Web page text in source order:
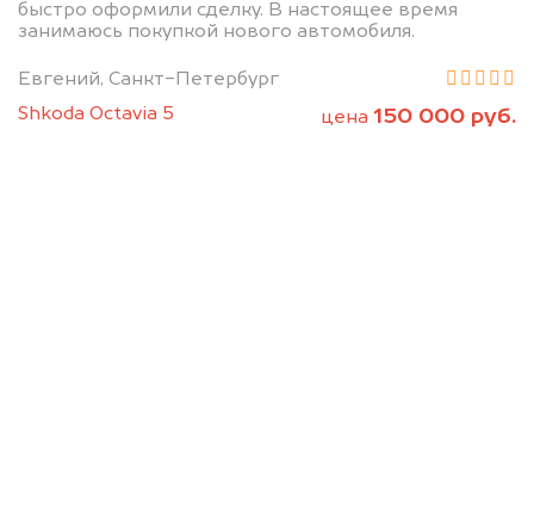
быстро оформили сделку. В настоящее время
занимаюсь покупкой нового автомобиля.
Евгений, Санкт-Петербург
Shkoda Octavia 5
цена 150 000 руб.